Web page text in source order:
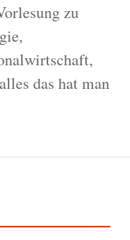
zu
das hat man